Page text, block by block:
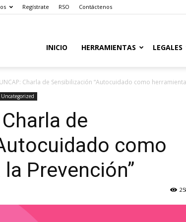
Regístrate RSO Contáctenos
INICIO HERRAMIENTAS LEGALES
Charla de Sensibilización “Autocuidado como
Uncategorized
de
como
Prevención”